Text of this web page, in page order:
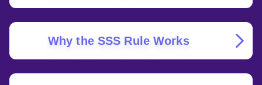
Why the SSS Rule Works